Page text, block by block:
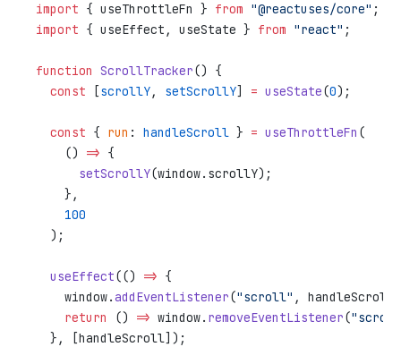
import { useThrottleFn } from "@reactuses/core" ;
import { useEffect, useState } from "react" ;
function ScrollTracker() {
  const
[scrollY, setScrollY] = useState(0);
  const
{ run : handleScroll } = useThrottleFn (
    ()
=> {
      setScrollY
(window.scrollY);
    },
    100
  );
  useEffect
(() => {
    window.
addEventListener("scroll" ,
    return
() => window. removeEventListener(
  }, [handleScroll]);